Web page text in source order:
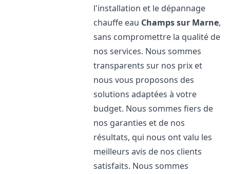
l'installation et le dépannage
chauffe eau Champs sur Marne,
sans compromettre la qualité de
nos services. Nous sommes
transparents sur nos prix et
nous vous proposons des
solutions adaptées à votre
budget. Nous sommes fiers de
nos garanties et de nos
résultats, qui nous ont valu les
meilleurs avis de nos clients
satisfaits. Nous sommes